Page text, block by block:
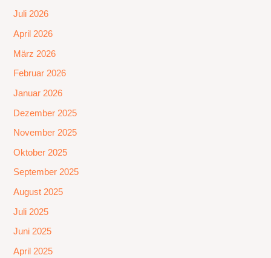
Juli 2026
April 2026
März 2026
Februar 2026
Januar 2026
Dezember 2025
November 2025
Oktober 2025
September 2025
August 2025
Juli 2025
Juni 2025
April 2025